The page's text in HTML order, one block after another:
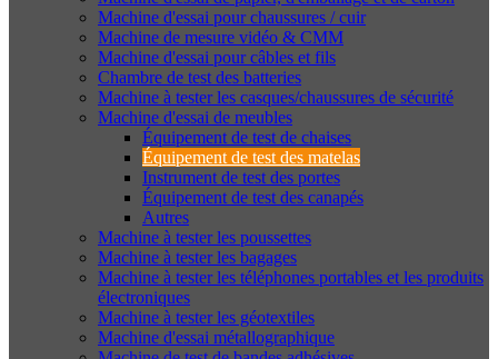
Machine d'essai pour chaussures / cuir
Machine de mesure vidéo & CMM
Machine d'essai pour câbles et fils
Chambre de test des batteries
Machine à tester les casques/chaussures de sécurité
Machine d'essai de meubles
Équipement de test de chaises
Équipement de test des matelas
Instrument de test des portes
Équipement de test des canapés
Autres
Machine à tester les poussettes
Machine à tester les bagages
Machine à tester les téléphones portables et les produits
électroniques
Machine à tester les géotextiles
Machine d'essai métallographique